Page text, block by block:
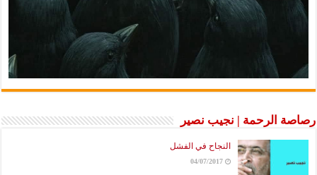
رصاصة الرحمة | نجيب نصير
النجاح في الفشل
04/07/2017